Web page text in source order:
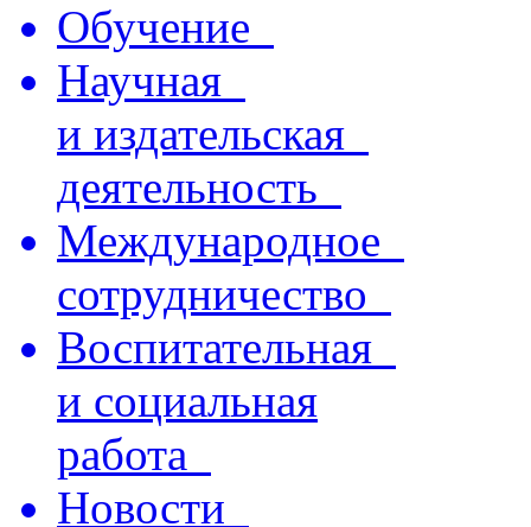
Обучение
Научная
и издательская
деятельность
Международное
сотрудничество
Воспитательная
и социальная
работа
Новости